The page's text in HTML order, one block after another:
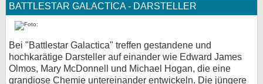
BATTLESTAR GALACTICA - DARSTELLER
Bei "Battlestar Galactica" treffen gestandene und
hochkarätige Darsteller auf einander wie Edward James
Olmos, Mary McDonnell und Michael Hogan, die eine
grandiose Chemie untereinander entwickeln. Die jüngere
Interviews
KULTUR
Specials